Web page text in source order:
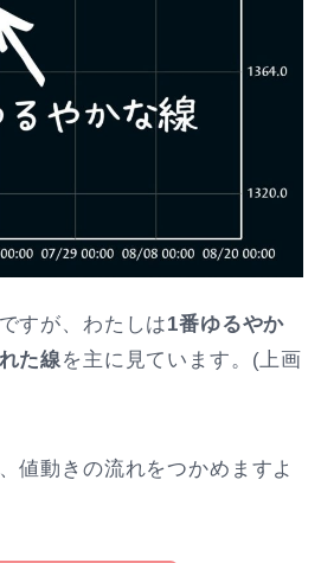
すが、わたしは1番ゆるやか
た線を主に見ています。(上画
値動きの流れをつかめますよ